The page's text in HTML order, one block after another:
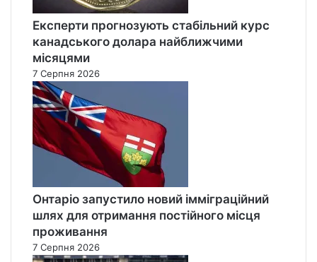
Експерти прогнозують стабільний курс
канадського долара найближчими
місяцями
7 Серпня 2026
Онтаріо запустило новий імміграційний
шлях для отримання постійного місця
проживання
7 Серпня 2026